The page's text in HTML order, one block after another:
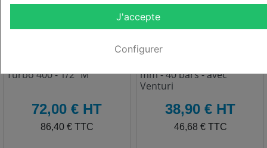
Turbo 400 - 1/2" M
72,00 € HT
86,40 € TTC
Réf: 001121C
mm - 40 bars - avec
Venturi
38,90 € HT
46,68 € TTC
J'accepte
Configurer